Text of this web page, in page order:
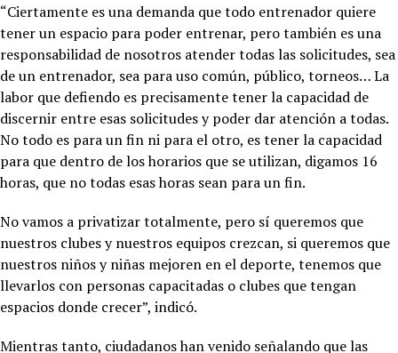
“Ciertamente es una demanda que todo entrenador quiere
tener un espacio para poder entrenar, pero también es una
responsabilidad de nosotros atender todas las solicitudes, sea
de un entrenador, sea para uso común, público, torneos… La
labor que defiendo es precisamente tener la capacidad de
discernir entre esas solicitudes y poder dar atención a todas.
No todo es para un fin ni para el otro, es tener la capacidad
para que dentro de los horarios que se utilizan, digamos 16
horas, que no todas esas horas sean para un fin.
No vamos a privatizar totalmente, pero sí queremos que
nuestros clubes y nuestros equipos crezcan, si queremos que
nuestros niños y niñas mejoren en el deporte, tenemos que
llevarlos con personas capacitadas o clubes que tengan
espacios donde crecer”, indicó.
Mientras tanto, ciudadanos han venido señalando que las